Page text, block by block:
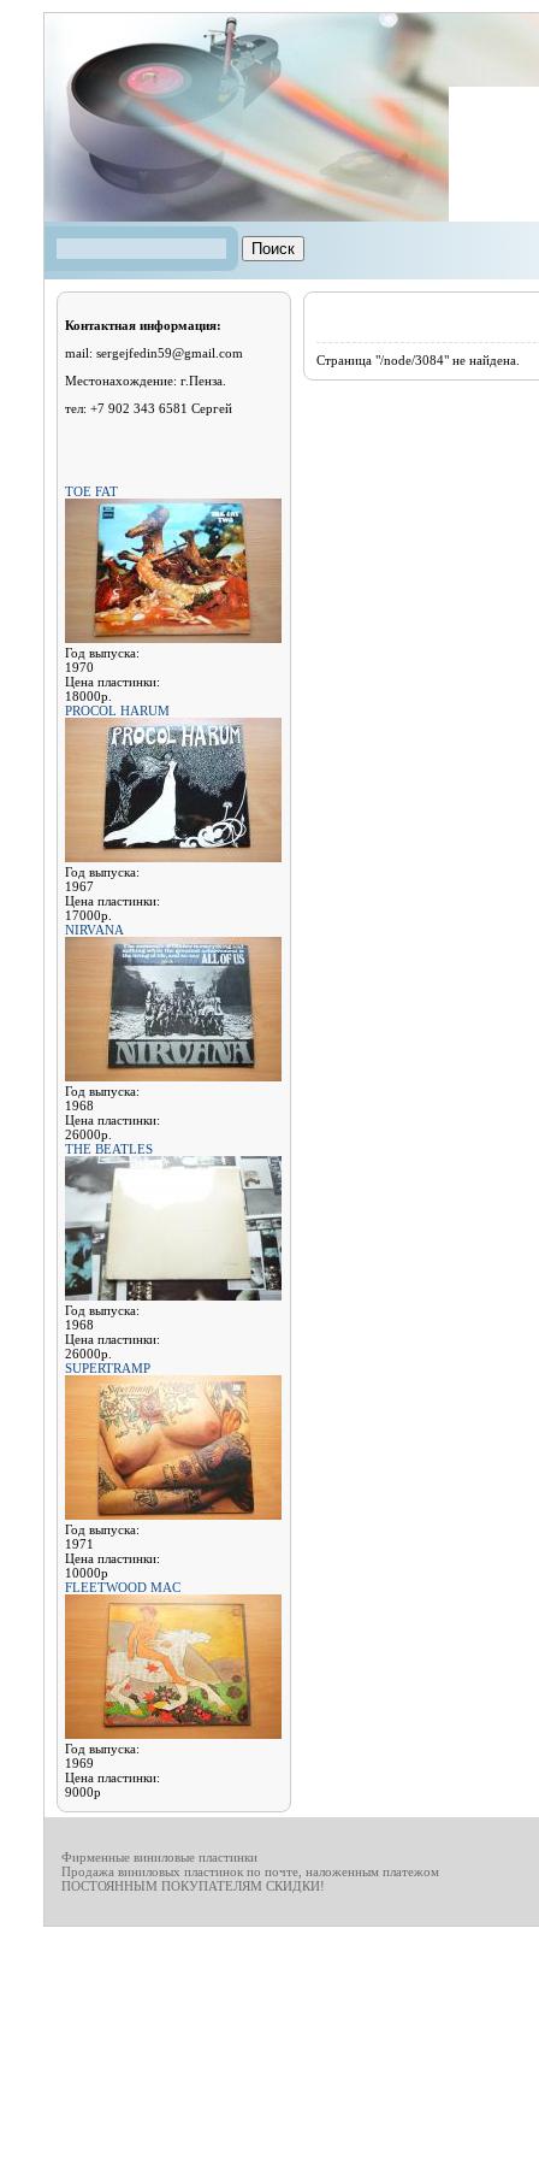
Контактная информация:
mail: sergejfedin59@gmail.com
Местонахождение: г.Пенза.
тел: +7 902 343 6581 Сергей
TOE FAT
Год выпуска:
1970
Цена пластинки:
18000р.
PROCOL HARUM
Год выпуска:
1967
Цена пластинки:
17000р.
NIRVANA
Год выпуска:
1968
Цена пластинки:
26000р.
THE BEATLES
Год выпуска:
1968
Цена пластинки:
26000р.
SUPERTRAMP
Год выпуска:
1971
Цена пластинки:
10000р
FLEETWOOD MAC
Год выпуска:
1969
Цена пластинки:
9000р
Страница "/node/3084" не найдена.
Фирменные виниловые пластинки
Продажа виниловых пластинок по почте, наложенным платежом
ПОСТОЯННЫМ ПОКУПАТЕЛЯМ СКИДКИ!